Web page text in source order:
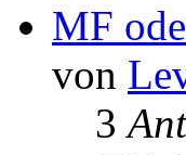
MF
von
3